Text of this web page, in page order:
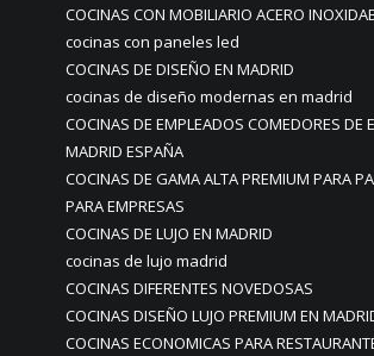
COCINAS CON MOBILIARIO ACERO
cocinas con paneles led
COCINAS DE DISEÑO EN MADRID
cocinas de diseño modernas en madrid
COCINAS DE EMPLEADOS COMEDORES DE
MADRID ESPAÑA
COCINAS DE GAMA ALTA PREMIUM PARA
PARA EMPRESAS
COCINAS DE LUJO EN MADRID
cocinas de lujo madrid
COCINAS DIFERENTES NOVEDOSAS
COCINAS DISEÑO LUJO PREMIUM EN
COCINAS ECONOMICAS PARA